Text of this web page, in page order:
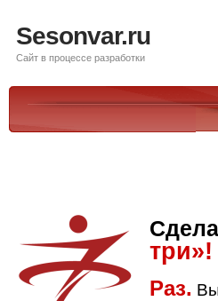
Sesonvar.ru
Сайт в процессе разработки
три»!
Раз.